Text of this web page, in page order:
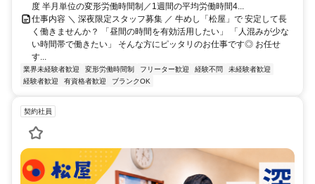
度 半月単位の変形労働時間制／1週間の平均労働時間4...
仕事内容 ＼ 深夜限定スタッフ募集 ／ 牛めし「松屋」で 安定して長
く働きませんか？ 「昼間の時間を有効活用したい」 「人混みが少な
い時間帯で働きたい」 そんな方にピッタリのお仕事です◎ お任せ
す...
業界未経験者歓迎 変形労働時間制 フリーター歓迎 経験不問
未経験者歓迎
経験者歓迎
有資格者歓迎 ブランクOK
契約社員